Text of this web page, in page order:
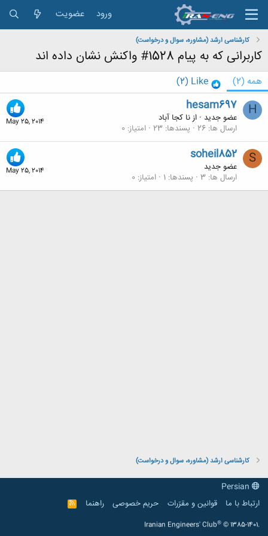
ورود عضویت
کارشناسی ارشد (مشاوره، سوال و درخواست)
کاربرانی که به پیام 1528# واکنش نشان داده اند
همه (2)
Like
(2)
H
May 25, 2014
hesam697
عضو جدید · ازنا كجا آباد
ارسال ها 26 پسندها 23 امتیاز 0
S
May 25, 2014
soheil852
عضو جدید
ارسال ها 3 پسندها 1 امتیاز 0
کارشناسی ارشد (مشاوره، سوال و درخواست)
ارتباط با ما
قوانین و مقرّرات حریم خصوصی راهنما
R
S
Iranian Engineers' Club® © 1385-1401.